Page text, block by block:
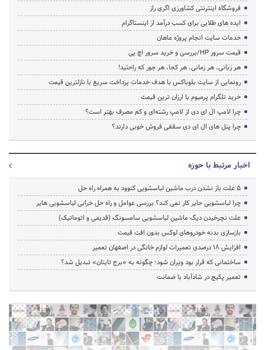
فروشگاه اینترنتی کشاورزی اگری راز
ایده های طلایی برای کسب درآمد از اینستاگرام
خدمات سایت انجام پروژه ماهان
قیمت سرور HP/بررسی و خرید سرور اچ پی
هر زبانی، هر زمانی، هر کجا، هر جور که راحتید!
رونمایی از سایت بلوباکس با هدف خدمات پرداخت سریع با نازلترین قیمت
خرید تلگرام پرمیوم با ارزان ترین قیمت
چرا لامپ ال ای دی از لامپ رشته‌ای و کم مصرف بهتر است؟
چرا پنل های ال ای دی سقفی فروش خوبی دارند؟
اخبار مرتبط با حوزه
5 علت باز نشدن درب ماشین لباسشویی کنوود به همراه راه حل
چرا لباسشویی حایر کار نمی کند؟ بررسی عوامل و راه حل خرابی لباسشویی هایر
علت نچرخیدن دیگ ماشین لباسشویی سامسونگ (قدیمی و اتوماتیک)
بازسازی بدنه خودروهای لوکس بدون افت قیمت
افزایش ۱۸ درصدی تعمیرات لوازم خانگی در اصفهان تعمیر
ساختمانی که قرار بود ویران شود؛ چگونه به «برج تایتان» تبدیل شد؟
تعمیر پکیج در شادآباد با ضمانت